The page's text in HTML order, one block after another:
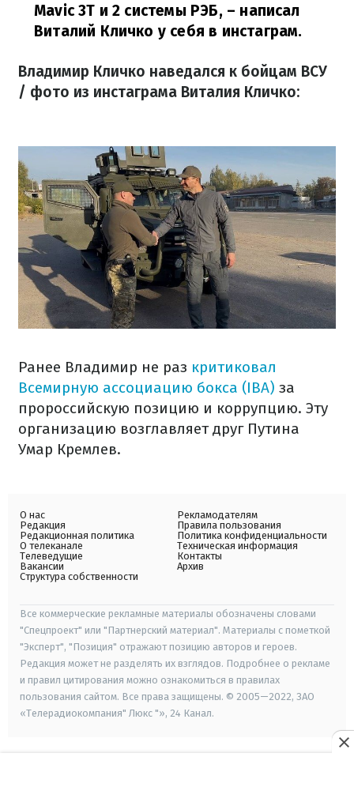
Mavic 3Т и 2 системы РЭБ, – написал
Виталий Кличко у себя в инстаграм.
Владимир Кличко наведался к бойцам ВСУ
/ фото из инстаграма Виталия Кличко:
Ранее Владимир не раз критиковал
Всемирную ассоциацию бокса (IBA) за
пророссийскую позицию и коррупцию. Эту
организацию возглавляет друг Путина
Умар Кремлев.
О нас
Редакция
Редакционная политика
О телеканале
Телеведущие
Вакансии
Структура собственности
Рекламодателям
Правила пользования
Политика конфиденциальности
Техническая информация
Контакты
Архив
Все коммерческие рекламные материалы обозначены словами
"Спецпроект" или "Партнерский материал". Материалы с пометкой
"Эксперт", "Позиция" отражают позицию авторов и героев.
Редакция может не разделять их взглядов. Подробнее о рекламе
и правил цитирования можно ознакомиться в правилах
пользования сайтом. Все права защищены. © 2005—2022, ЗАО
«Телерадиокомпания" Люкс "», 24 Канал.